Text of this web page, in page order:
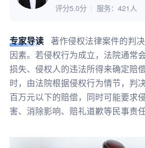
评分5.0分 服务： 421人
专家导读
著作侵权法律案件的判
因素。若侵权行为成立，法院通常
损失、侵权人的违法所得来确定赔
时，由法院根据侵权行为情节，判
百万元以下的赔偿，同时可能要求
害、消除影响、赔礼道歉等民事责任